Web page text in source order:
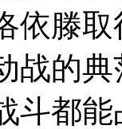
依滕
战的
斗都